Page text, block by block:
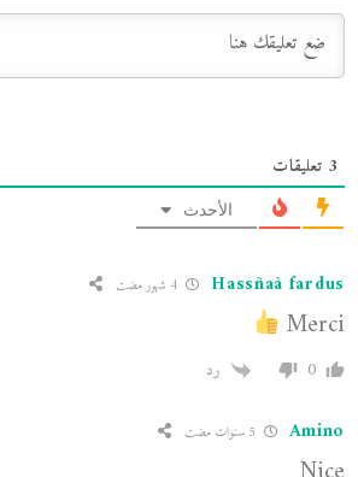
3 تعليقات
الأحدث
Hassñaà fardus
Merci
0 رد
Amino